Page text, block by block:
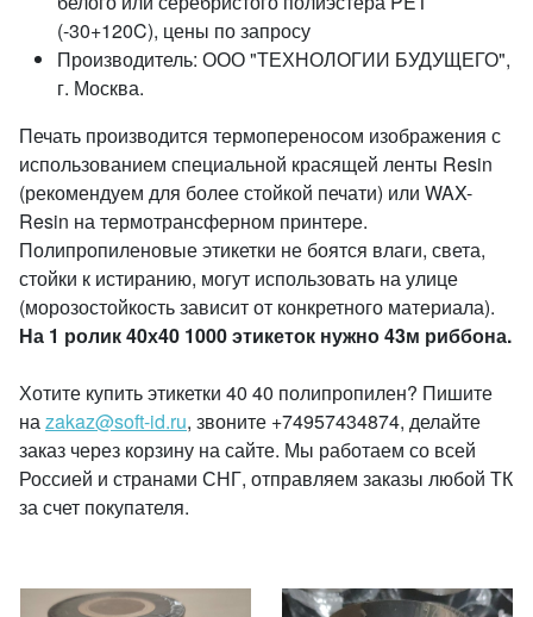
(-30+120C), цены по запросу
Производитель: ООО "ТЕХНОЛОГИИ БУДУЩЕГО",
г. Москва.
Печать производится термопереносом изображения с
использованием специальной красящей ленты Resin
(рекомендуем для более стойкой печати) или WAX-
Resin на термотрансферном принтере.
Полипропиленовые этикетки не боятся влаги, света,
стойки к истиранию, могут использовать на улице
(морозостойкость зависит от конкретного материала).
На 1 ролик 40х40 1000 этикеток нужно 43м риббона.
Хотите купить этикетки 40 40 полипропилен? Пишите
наzakaz@soft-id.ru, звоните +74957434874, делайте
заказ через корзину на сайте. Мы работаем со всей
Россией и странами СНГ, отправляем заказы любой ТК
за счет покупателя.